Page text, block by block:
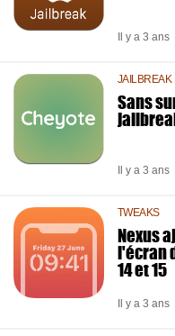
Il y a 3 ans
JAILBREAK
Sans
Il y a 3 ans
TWEAKS
Nexus
l'écran
14 et 15
Il y a 3 ans